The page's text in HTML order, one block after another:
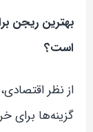
بهترین ریجن
است؟
از نظر
گزینه‌ها برای